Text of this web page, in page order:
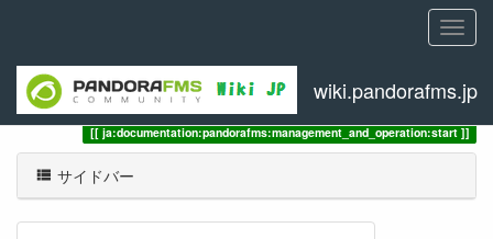
wiki.pandorafms.jp
トレース 4. Pandora FMS の利用と管理
ja:documentation:pandorafms:management_and_operation:start
サイドバー